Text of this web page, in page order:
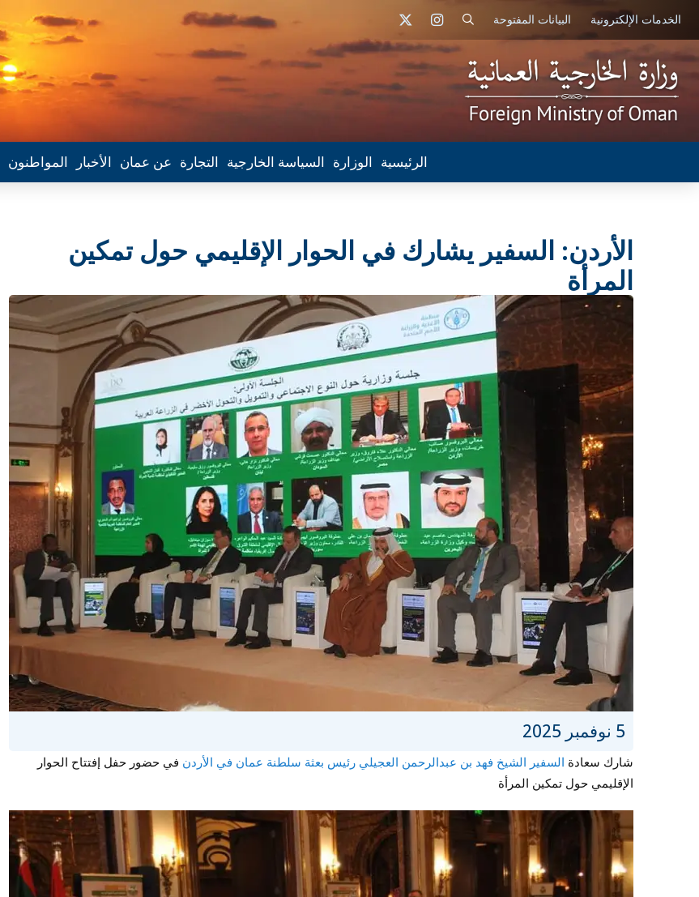
الخدمات الإلكترونية البيانات المفتوحة
المواطنون الأخبار عن عمان التجارة السياسة الخارجية الوزارة الرئيسية
الأردن: السفير يشارك في الحوار الإقليمي حول تمكين
المرأة
5 نوفمبر 2025
شارك سعادة السفير الشيخ فهد بن عبدالرحمن العجيلي رئيس بعثة سلطنة عمان في الأردن في حضور حفل إفتتاح الحوار
الإقليمي حول تمكين المرأة